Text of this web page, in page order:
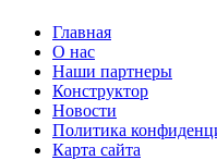
Главная
О нас
Наши партнеры
Конструктор
Новости
Политика
Карта сайта